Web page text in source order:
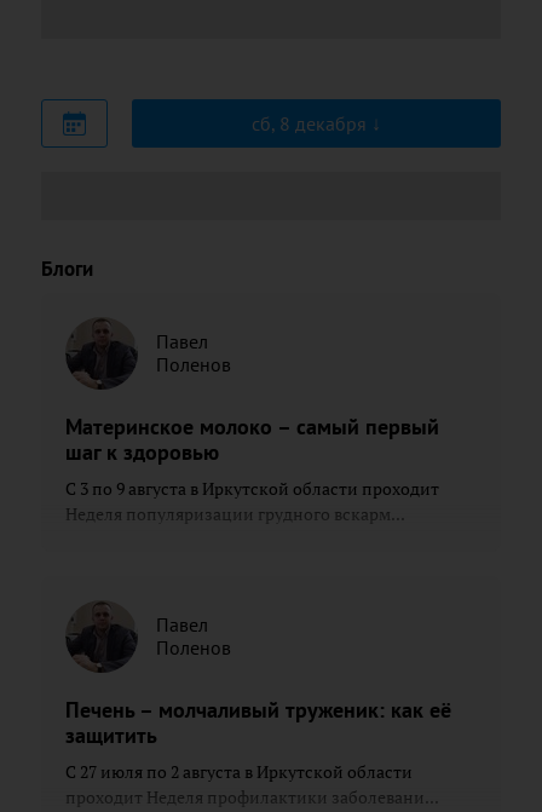
сб, 8 декабря
Блоги
Павел
Поленов
Материнское молоко – самый первый
шаг к здоровью
С 3 по 9 августа в Иркутской области проходит
Неделя популяризации грудного вскарм...
Павел
Поленов
Печень – молчаливый труженик: как её
защитить
С 27 июля по 2 августа в Иркутской области
проходит Неделя профилактики заболевани...